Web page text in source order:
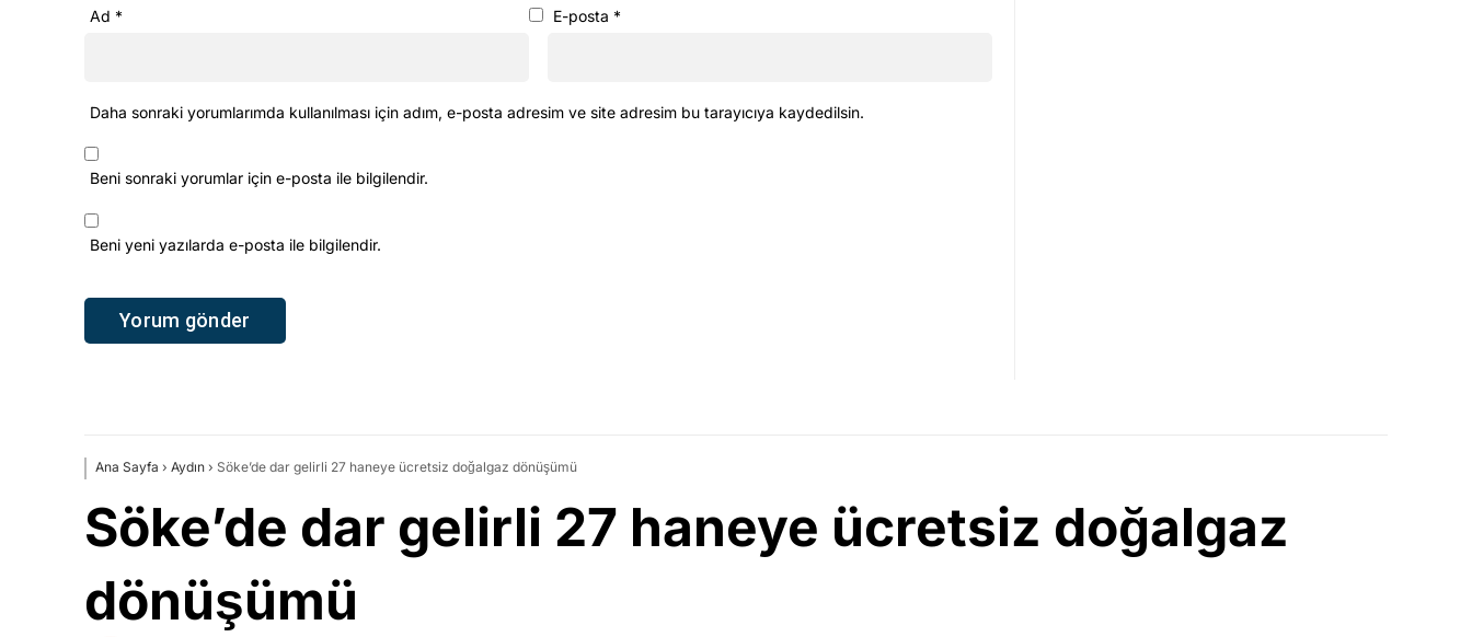
Ad * E-posta *
Daha sonraki yorumlarımda kullanılması için adım, e-posta adresim ve site adresim bu tarayıcıya kaydedilsin.
Beni sonraki yorumlar için e-posta ile bilgilendir.
Beni yeni yazılarda e-posta ile bilgilendir.
Ana Sayfa › Aydın › Söke’de dar gelirli 27 haneye ücretsiz doğalgaz dönüşümü
Söke’de dar gelirli 27 haneye ücretsiz doğalgaz
dönüşümü